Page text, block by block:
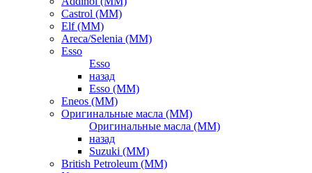
Castrol (ММ)
Elf (ММ)
Areca/Selenia (ММ)
Esso
Esso
назад
Esso (ММ)
Eneos (ММ)
Оригинальные масла (ММ)
Оригинальные масла (ММ)
назад
Suzuki (ММ)
British Petroleum (ММ)